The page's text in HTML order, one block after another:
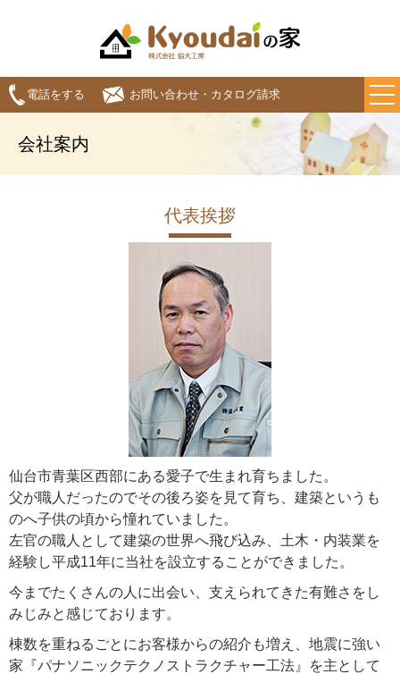
電話をする お問い合わせ・カタログ請求
会社案内
代表挨拶
仙台市青葉区西部にある愛子で生まれ育ちました。
父が職人だったのでその後ろ姿を見て育ち、建築というも
のへ子供の頃から憧れていました。
左官の職人として建築の世界へ飛び込み、土木・内装業を
経験し平成11年に当社を設立することができました。
今までたくさんの人に出会い、支えられてきた有難さをし
みじみと感じております。
棟数を重ねるごとにお客様からの紹介も増え、地震に強い
家『パナソニックテクノストラクチャー工法』を主として